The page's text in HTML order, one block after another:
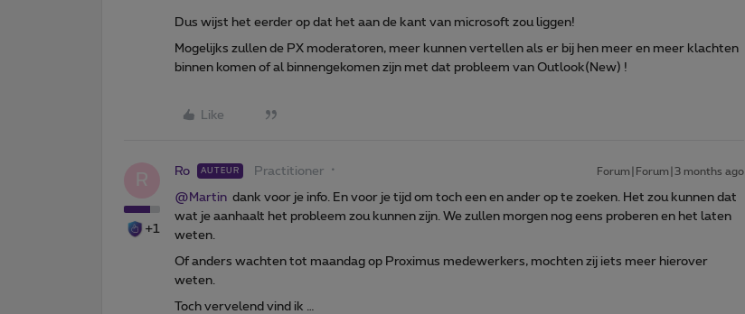
Dus wijst het eerder op dat het aan de kant van microsoft zou liggen!
Mogelijks zullen de PX moderatoren, meer kunnen vertellen als er bij hen meer en meer klachten
binnen komen of al binnengekomen zijn met dat probleem van Outlook(New) !
Like
R
+1
Ro AUTEUR Practitioner Forum|Forum|3 months ago
@Martin dank voor je info. En voor je tijd om toch een en ander op te zoeken. Het zou kunnen dat
wat je aanhaalt het probleem zou kunnen zijn. We zullen morgen nog eens proberen en het laten
weten.
Of anders wachten tot maandag op Proximus medewerkers, mochten zij iets meer hierover
weten.
Toch vervelend vind ik …